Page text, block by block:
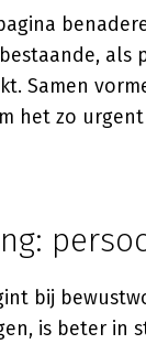
Samen
het zo urgent
bij
is beter in